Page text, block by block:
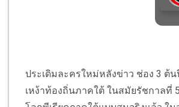
ประเดิมละครใหม่หลังข่าว ช่อง 3 ต้น
เหง้าท้องถิ่นภาคใต้ ในสมัยรัชกาลที่